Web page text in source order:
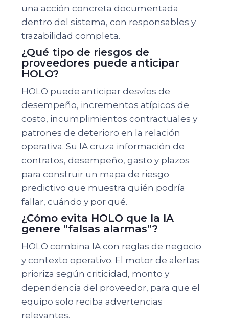
una acción concreta documentada
dentro del sistema, con responsables y
trazabilidad completa.
¿Qué tipo de riesgos de
proveedores puede anticipar
HOLO?
HOLO puede anticipar desvíos de
desempeño, incrementos atípicos de
costo, incumplimientos contractuales y
patrones de deterioro en la relación
operativa. Su IA cruza información de
contratos, desempeño, gasto y plazos
para construir un mapa de riesgo
predictivo que muestra quién podría
fallar, cuándo y por qué.
¿Cómo evita HOLO que la IA
genere “falsas alarmas”?
HOLO combina IA con reglas de negocio
y contexto operativo. El motor de alertas
prioriza según criticidad, monto y
dependencia del proveedor, para que el
equipo solo reciba advertencias
relevantes.